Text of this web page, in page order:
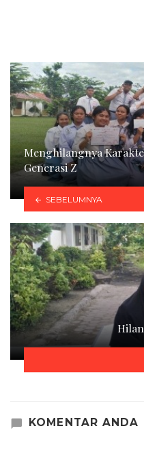
Menghilangnya
Generasi Z
SEBELUMNYA
KOMENTAR ANDA